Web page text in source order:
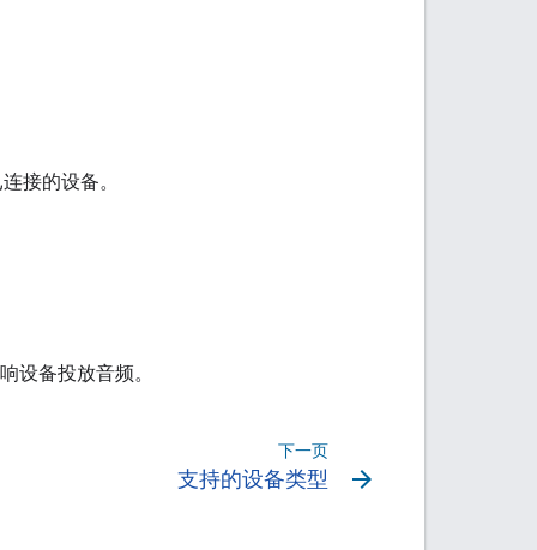
接的设备。
设备投放音频。
下一页
支持的设备类型 arrow_forward